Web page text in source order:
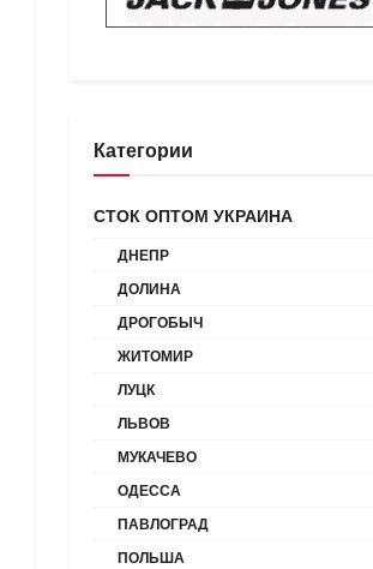
Категории
СТОК ОПТОМ УКРАИНА
ДНЕПР
ДОЛИНА
ДРОГОБЫЧ
ЖИТОМИР
ЛУЦК
ЛЬВОВ
МУКАЧЕВО
ОДЕССА
ПАВЛОГРАД
ПОЛЬША